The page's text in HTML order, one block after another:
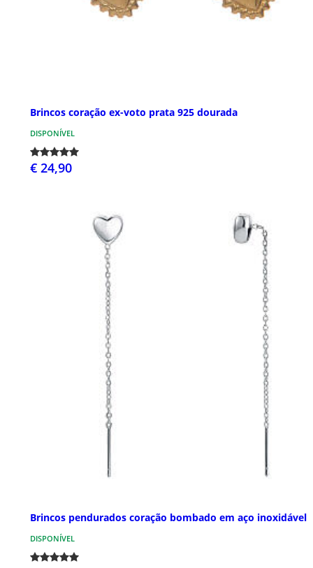
Brincos coração ex-voto prata 925 dourada
DISPONÍVEL
€ 24,90
Brincos pendurados coração bombado em aço inoxidável
DISPONÍVEL